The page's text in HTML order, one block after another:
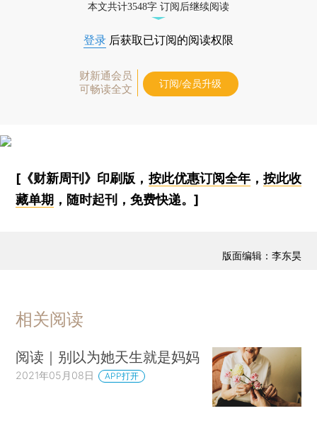
本文共计3548字 订阅后继续阅读
登录 后获取已订阅的阅读权限
财新通会员
可畅读全文
订阅/会员升级
[《财新周刊》印刷版， 按此优惠订阅全年， 按此收
藏单期 ，随时起刊，免费快递。]
版面编辑：李东昊
相关阅读
阅读｜别以为她天生就是妈妈
2021年05月08日 APP打开